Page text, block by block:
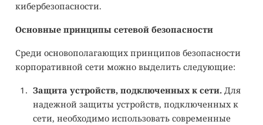
кибербезопасности.
Основные принципы сетевой безопасности
Среди основополагающих принципов безопасности
корпоративной сети можно выделить следующие:
Защита устройств, подключенных к сети. Для
надежной защиты устройств, подключенных к
сети, необходимо использовать современные